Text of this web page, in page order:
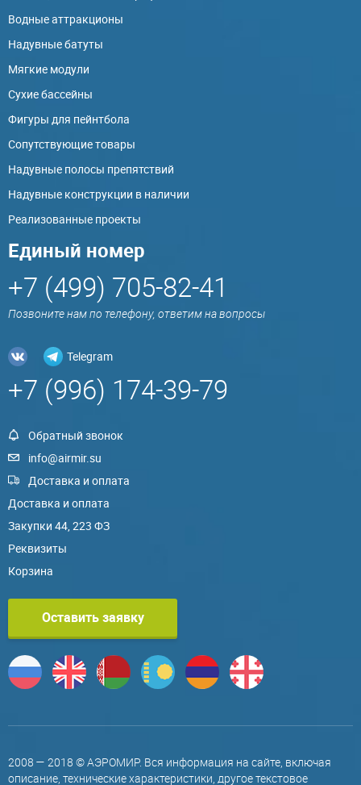
Водные аттракционы
Надувные батуты
Мягкие модули
Сухие бассейны
Фигуры для пейнтбола
Сопутствующие товары
Надувные полосы препятствий
Надувные конструкции в наличии
Реализованные проекты
Единый номер
+7 (499) 705-82-41
Позвоните нам по телефону, ответим на вопросы
Telegram
+7 (996) 174-39-79
Обратный звонок
info@airmir.su
Доставка и оплата
Доставка и оплата
Закупки 44, 223 ФЗ
Реквизиты
Корзина
Оставить заявку
2008 — 2018 © АЭРОМИР. Вся информация на сайте, включая
описание, технические характеристики, другое текстовое